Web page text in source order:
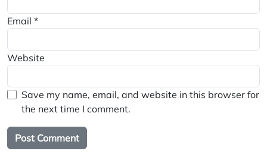
Email *
Website
Save my name, email, and website in this browser for
the next time I comment.